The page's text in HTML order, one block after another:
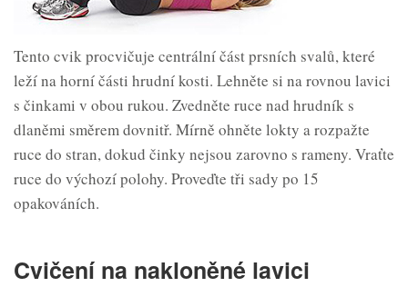
Tento cvik procvičuje centrální část prsních svalů, které
leží na horní části hrudní kosti. Lehněte si na rovnou lavici
s činkami v obou rukou. Zvedněte ruce nad hrudník s
dlaněmi směrem dovnitř. Mírně ohněte lokty a rozpažte
ruce do stran, dokud činky nejsou zarovno s rameny. Vraťte
ruce do výchozí polohy. Proveďte tři sady po 15
opakováních.
Cvičení na nakloněné lavici